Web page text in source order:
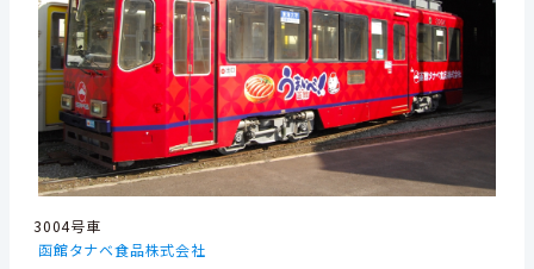
3004号車
函館タナベ食品株式会社